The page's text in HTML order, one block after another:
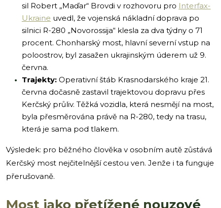
sil Robert „Maďar“ Brovdi v rozhovoru pro Interfax-
Ukraine uvedl, že vojenská nákladní doprava po
silnici R-280 „Novorossija“ klesla za dva týdny o 71
procent. Chonharský most, hlavní severní vstup na
poloostrov, byl zasažen ukrajinským úderem už 9.
června.
Trajekty: Operativní štáb Krasnodarského kraje 21.
června dočasně zastavil trajektovou dopravu přes
Kerčský průliv. Těžká vozidla, která nesmějí na most,
byla přesměrována právě na R-280, tedy na trasu,
která je sama pod tlakem.
Výsledek: pro běžného člověka v osobním autě zůstává
Kerčský most nejčitelnější cestou ven. Jenže i ta funguje
přerušovaně.
Most jako přetížené nouzové